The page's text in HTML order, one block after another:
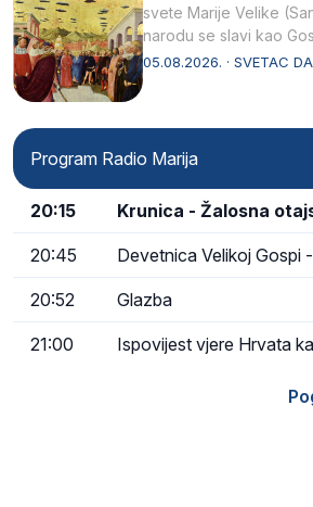
svete Marije Velike
narodu se slavi kao
naziv, Sancta Maria…
05.08.2026. · SVETAC
Program Radio Marija
20:15 Krunica - Žalosna
20:45 Devetnica Velikoj Gospi
20:52 Glazba
21:00 Ispovijest vjere Hrvata